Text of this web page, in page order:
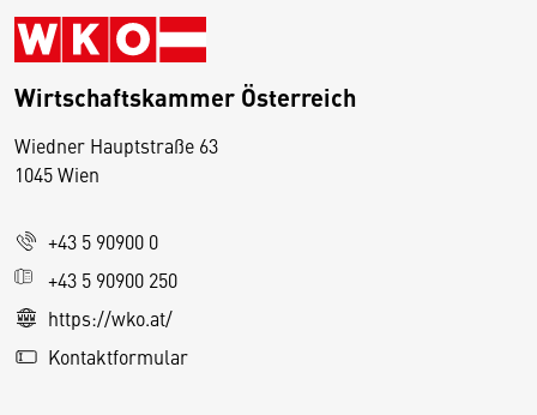
Wirtschaftskammer Österreich
Wiedner Hauptstraße 63
1045 Wien
+43 5 90900 0
+43 5 90900 250
https://wko.at/
Kontaktformular
D
s
e
S
e